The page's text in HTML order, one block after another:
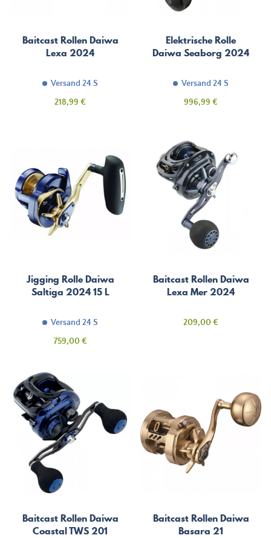
Baitcast Rollen Daiwa
Lexa 2024
Versand 24 S
Preis
218,99 €
Elektrische Rolle
Daiwa Seaborg 2024
Versand 24 S
Preis
996,99 €
Jigging Rolle Daiwa
Saltiga 2024 15 L
Versand 24 S
Preis
759,00 €
Baitcast Rollen Daiwa
Lexa Mer 2024
Preis
209,00 €
Baitcast Rollen Daiwa
Coastal TWS 201
Baitcast Rollen Daiwa
Basara 21